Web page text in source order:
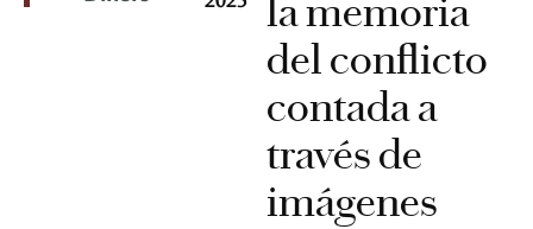
la memoria
del conflicto
contada a
través de
imágenes